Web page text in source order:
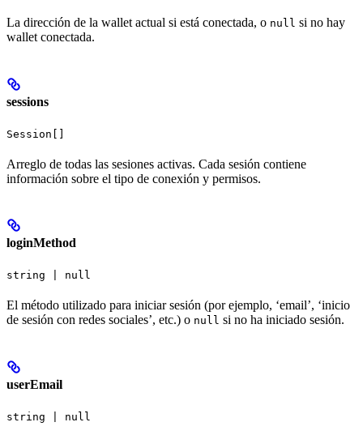
La dirección de la wallet actual si está conectada, o null si no hay
wallet conectada.
sessions
Session[]
Arreglo de todas las sesiones activas. Cada sesión contiene
información sobre el tipo de conexión y permisos.
loginMethod
string | null
El método utilizado para iniciar sesión (por ejemplo, ‘email’, ‘inicio
de sesión con redes sociales’, etc.) o null si no ha iniciado sesión.
userEmail
string | null